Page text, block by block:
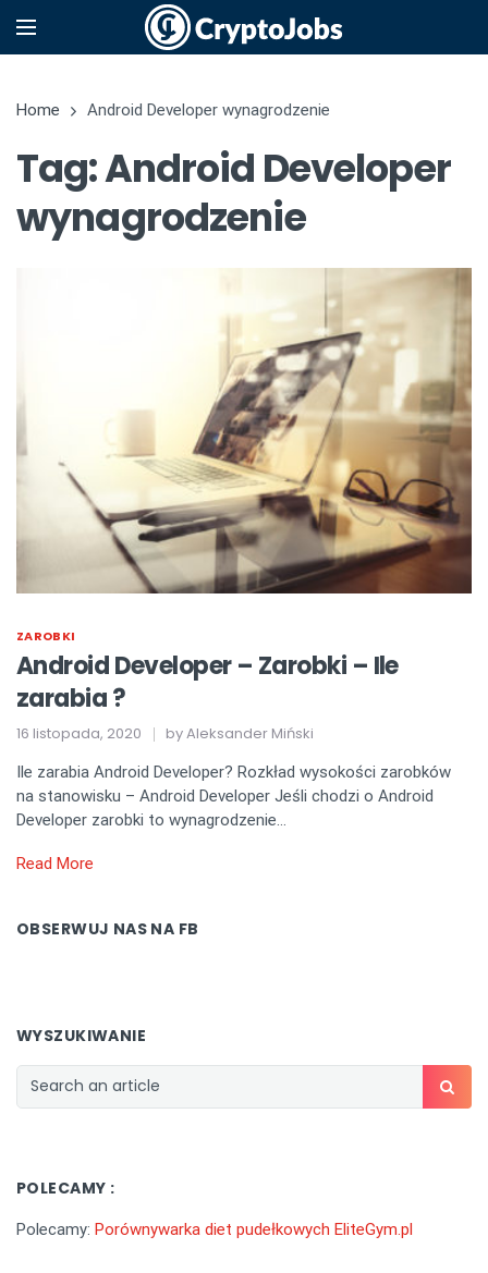
Home Android Developer wynagrodzenie
Tag: Android Developer
wynagrodzenie
ZAROBKI
Android Developer – Zarobki – Ile
zarabia ?
16 listopada, 2020 byAleksander Miński
Ile zarabia Android Developer? Rozkład wysokości zarobków
na stanowisku – Android Developer Jeśli chodzi o Android
Developer zarobki to wynagrodzenie…
Read More
OBSERWUJ NAS NA FB
WYSZUKIWANIE
POLECAMY :
Polecamy: Porównywarka diet pudełkowych EliteGym.pl